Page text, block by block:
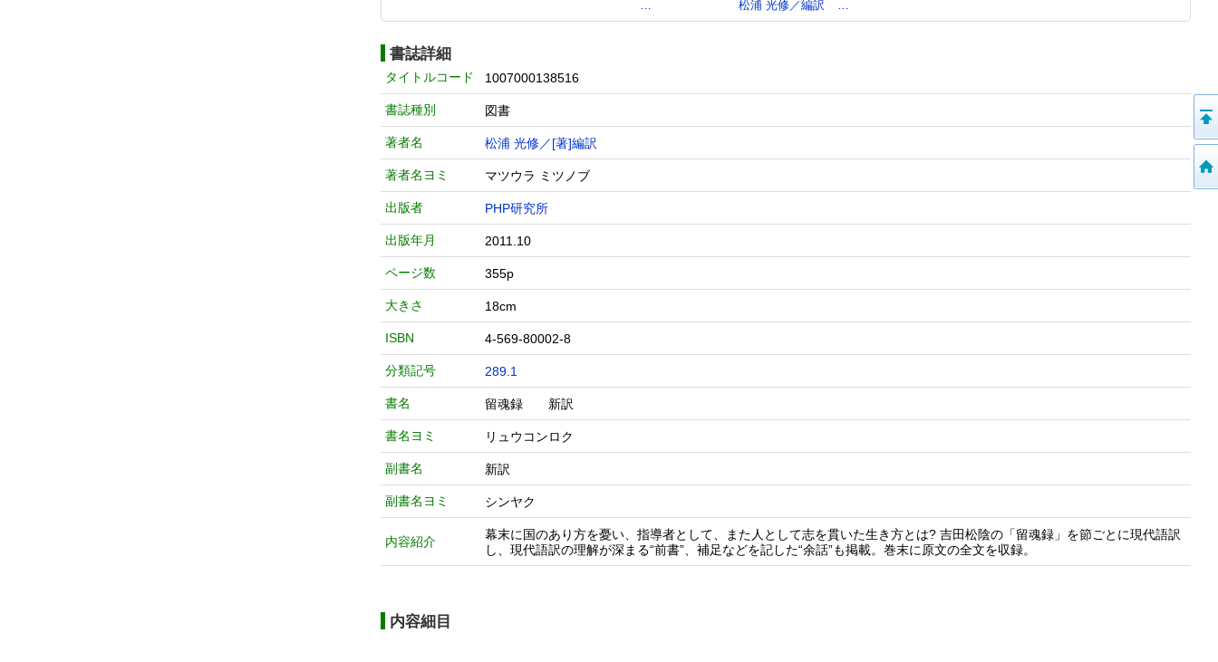
…
松浦 光修／編訳
…
書誌詳細
タイトルコード 1007000138516
書誌種別 図書
著者名 松浦 光修／[著]編訳
著者名ヨミ マツウラ ミツノブ
出版者 PHP研究所
出版年月 2011.10
ページ数 355p
大きさ 18cm
ISBN 4-569-80002-8
分類記号 289.1
書名 留魂録 新訳
書名ヨミ リュウコンロク
副書名 新訳
副書名ヨミ シンヤク
内容紹介
幕末に国のあり方を憂い、指導者として、また人として志を貫いた生き方とは? 吉田松陰の「留魂録」を節ごとに現代語訳
し、現代語訳の理解が深まる“前書”、補足などを記した“余話”も掲載。巻末に原文の全文を収録。
内容細目